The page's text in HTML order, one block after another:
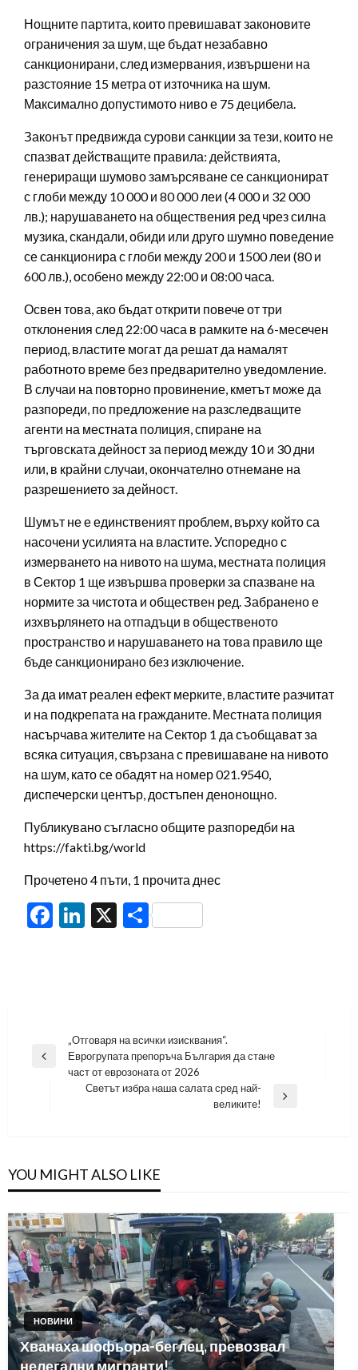
Нощните партита, които превишават законовите
ограничения за шум, ще бъдат незабавно
санкционирани, след измервания, извършени на
разстояние 15 метра от източника на шум.
Максимално допустимото ниво е 75 децибела.
Законът предвижда сурови санкции за тези, които не
спазват действащите правила: действията,
генериращи шумово замърсяване се санкционират
с глоби между 10 000 и 80 000 леи (4 000 и 32 000
лв.); нарушаването на обществения ред чрез силна
музика, скандали, обиди или друго шумно поведение
се санкционира с глоби между 200 и 1500 леи (80 и
600 лв.), особено между 22:00 и 08:00 часа.
Освен това, ако бъдат открити повече от три
отклонения след 22:00 часа в рамките на 6-месечен
период, властите могат да решат да намалят
работното време без предварително уведомление.
В случаи на повторно провинение, кметът може да
разпореди, по предложение на разследващите
агенти на местната полиция, спиране на
търговската дейност за период между 10 и 30 дни
или, в крайни случаи, окончателно отнемане на
разрешението за дейност.
Шумът не е единственият проблем, върху който са
насочени усилията на властите. Успоредно с
измерването на нивото на шума, местната полиция
в Сектор 1 ще извършва проверки за спазване на
нормите за чистота и обществен ред. Забранено е
изхвърлянето на отпадъци в общественото
пространство и нарушаването на това правило ще
бъде санкционирано без изключение.
За да имат реален ефект мерките, властите разчитат
и на подкрепата на гражданите. Местната полиция
насърчава жителите на Сектор 1 да съобщават за
всяка ситуация, свързана с превишаване на нивото
на шум, като се обадят на номер 021.9540,
диспечерски център, достъпен денонощно.
Публикувано съгласно общите разпоредби на
https://fakti.bg/world
Прочетено 4 пъти, 1 прочита днес
Facebook
LinkedIn
X Share
Навигация
Previous
„Отговаря на всички изисквания“.
Еврогрупата препоръча България да стане
част от еврозоната от 2026
Светът избра наша салата сред най-
великите!
YOU MIGHT ALSO LIKE
НОВИНИ
Хванаха шофьора-беглец, превозвал
нелегални мигранти!